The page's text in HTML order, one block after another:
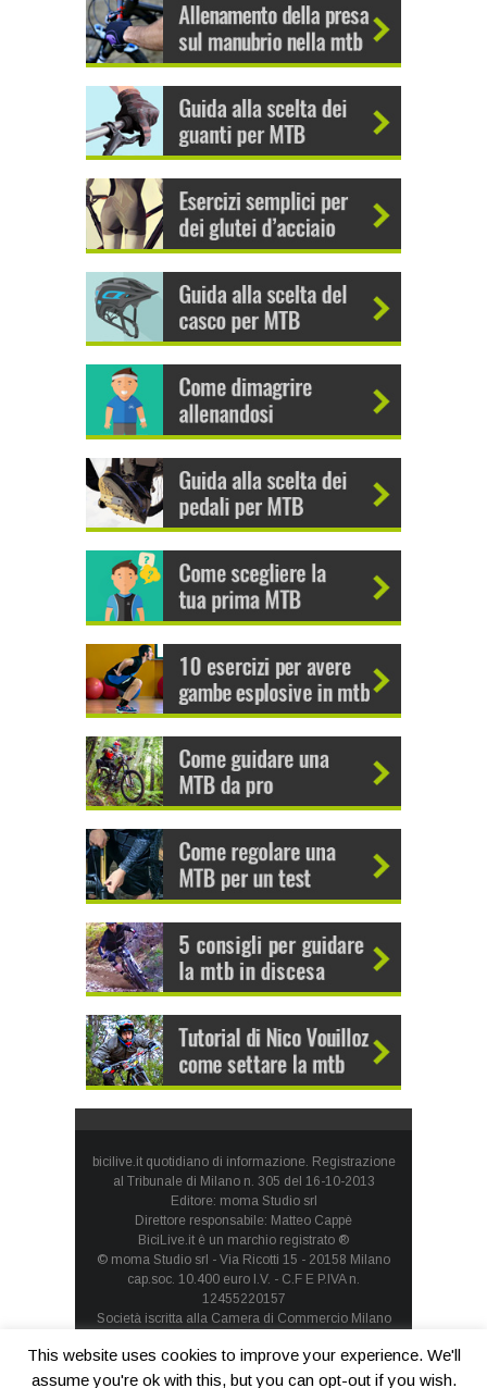
bicilive.it quotidiano di informazione. Registrazione
al Tribunale di Milano n. 305 del 16-10-2013
Editore: moma Studio srl
Direttore responsabile: Matteo Cappè
BiciLive.it è un marchio registrato ®
© moma Studio srl - Via Ricotti 15 - 20158 Milano
cap.soc. 10.400 euro I.V. - C.F E P.IVA n.
12455220157
Società iscritta alla Camera di Commercio Milano
socio unico
Privacy Policy-Cookie Policy
This website uses cookies to improve your experience. We'll
assume you're ok with this, but you can opt-out if you wish.